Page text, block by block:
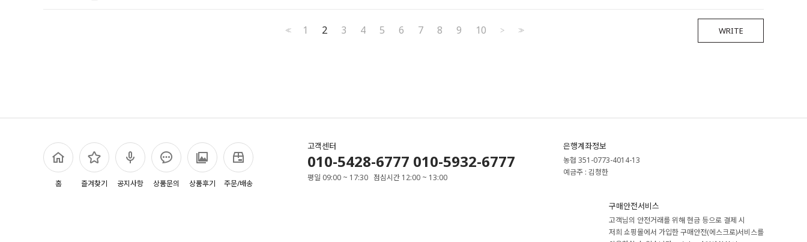
WRITE
<< 1 2 3 4 5 6 7 8 9 10 > >>
홈 즐겨찾기 공지사항 상품문의 상품후기 주문/배송
고객센터
010-5428-6777 010-5932-6777
평일 09:00 ~ 17:30 점심시간 12:00 ~ 13:00
은행계좌정보
농협 351-0773-4014-13
예금주 : 김청한
구매안전서비스
고객님의 안전거래를 위해 현금 등으로 결제 시
저희 쇼핑몰에서 가입한 구매안전(에스크로)서비스를